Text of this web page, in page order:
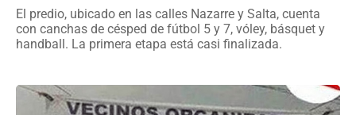
El predio, ubicado en las calles Nazarre y Salta, cuenta
con canchas de césped de fútbol 5 y 7, vóley, básquet y
handball. La primera etapa está casi finalizada.